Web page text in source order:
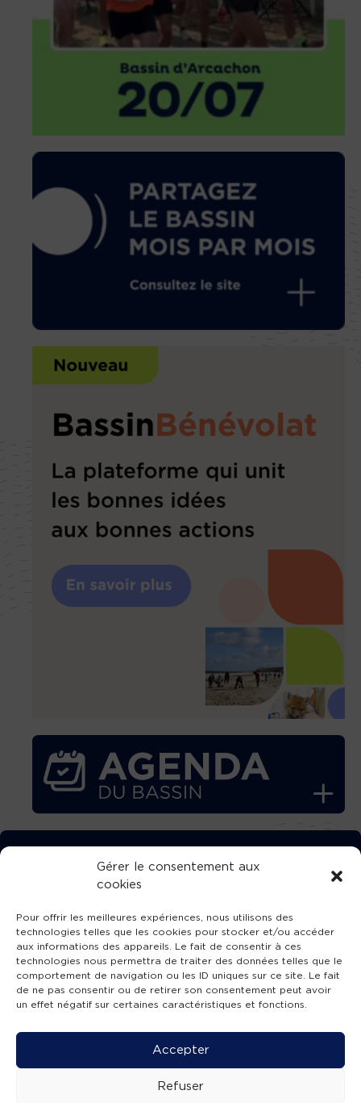
Gérer le consentement aux
cookies
Pour offrir les meilleures expériences, nous utilisons des
technologies telles que les cookies pour stocker et/ou accéder
aux informations des appareils. Le fait de consentir à ces
technologies nous permettra de traiter des données telles que le
comportement de navigation ou les ID uniques sur ce site. Le fait
de ne pas consentir ou de retirer son consentement peut avoir
un effet négatif sur certaines caractéristiques et fonctions.
Accepter
Refuser
TÉLÉCHARGEZ GRATUITEMENT
L’APPLICATION TVBA !
SUIVEZ-NOUS !
Mentions légales -Accessibilité